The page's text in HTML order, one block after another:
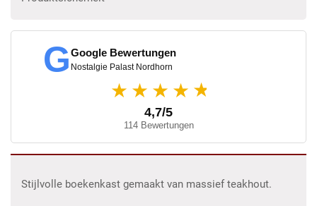
GGoogle Bewertungen
Nostalgie Palast Nordhorn
★★★★ ★
4,7/5
114 Bewertungen
Stijlvolle boekenkast gemaakt van massief teakhout.